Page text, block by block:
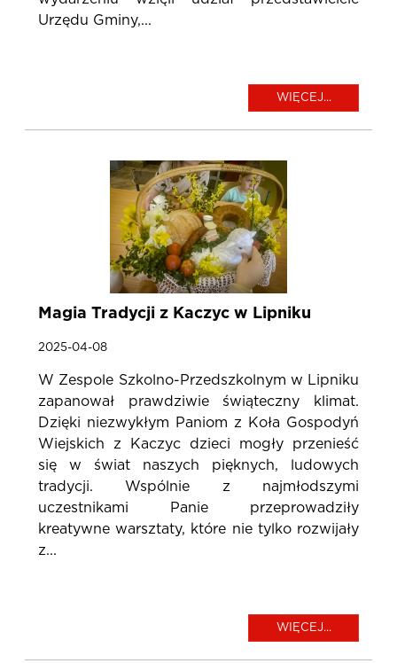
Urzędu Gminy,...
WIĘCEJ...
Magia Tradycji z Kaczyc w Lipniku
2025-04-08
W Zespole Szkolno-Przedszkolnym w Lipniku
zapanował prawdziwie świąteczny klimat.
Dzięki niezwykłym Paniom z Koła Gospodyń
Wiejskich z Kaczyc dzieci mogły przenieść
się w świat naszych pięknych, ludowych
tradycji. Wspólnie z najmłodszymi
uczestnikami Panie przeprowadziły
kreatywne warsztaty, które nie tylko rozwijały
z...
WIĘCEJ...